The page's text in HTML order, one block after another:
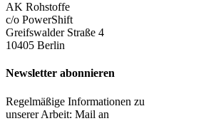
AK Rohstoffe
c/o PowerShift
Greifswalder Straße 4
10405 Berlin
Newsletter abonnieren
Regelmäßige Informationen zu
unserer Arbeit: Mail an